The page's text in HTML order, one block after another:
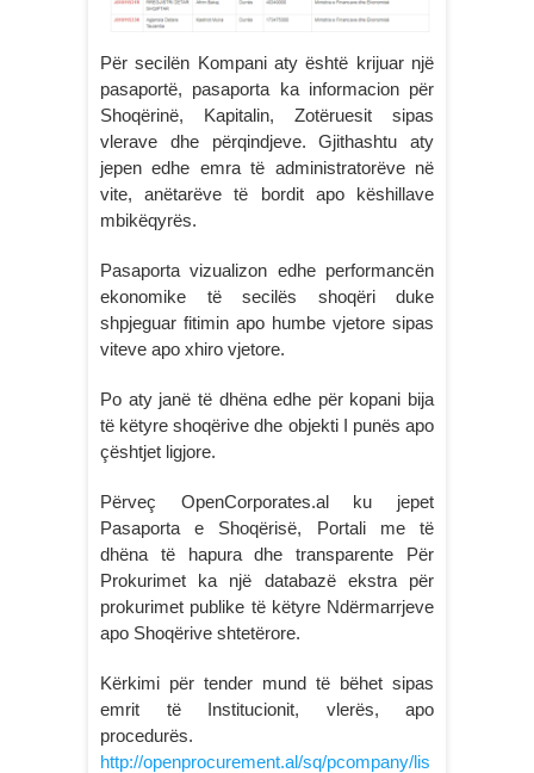
Për secilën Kompani aty është krijuar një
pasaportë, pasaporta ka informacion për
Shoqërinë, Kapitalin, Zotëruesit sipas
vlerave dhe përqindjeve. Gjithashtu aty
jepen edhe emra të administratorëve në
vite, anëtarëve të bordit apo këshillave
mbikëqyrës.
Pasaporta vizualizon edhe performancën
ekonomike të secilës shoqëri duke
shpjeguar fitimin apo humbe vjetore sipas
viteve apo xhiro vjetore.
Po aty janë të dhëna edhe për kopani bija
të këtyre shoqërive dhe objekti I punës apo
çështjet ligjore.
Përveç OpenCorporates.al ku jepet
Pasaporta e Shoqërisë, Portali me të
dhëna të hapura dhe transparente Për
Prokurimet ka një databazë ekstra për
prokurimet publike të këtyre Ndërmarrjeve
apo Shoqërive shtetërore.
Kërkimi për tender mund të bëhet sipas
emrit të Institucionit, vlerës, apo
procedurës.
http://openprocurement.al/sq/pcompany/lis